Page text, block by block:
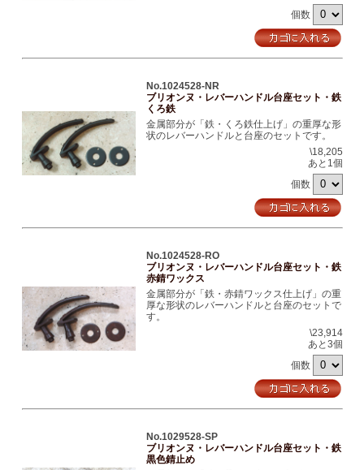
個数
No.1024528-NR
ブリオンヌ・レバーハンドル台座セット・鉄
くろ鉄
金属部分が「鉄・くろ鉄仕上げ」の重厚な形
状のレバーハンドルと台座のセットです。
\18,205
あと1個
個数
No.1024528-RO
ブリオンヌ・レバーハンドル台座セット・鉄
赤錆ワックス
金属部分が「鉄・赤錆ワックス仕上げ」の重
厚な形状のレバーハンドルと台座のセットで
す。
\23,914
あと3個
個数
No.1029528-SP
ブリオンヌ・レバーハンドル台座セット・鉄
黒色錆止め